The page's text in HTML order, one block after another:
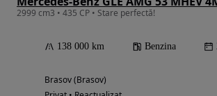
2999 cm3 • 435 CP • Stare perfectă!
138 000 km Benzina
Brasov (Brasov)